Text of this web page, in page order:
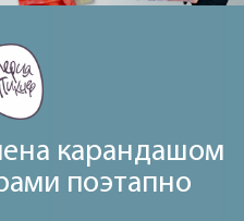
карандашом
поэтапно